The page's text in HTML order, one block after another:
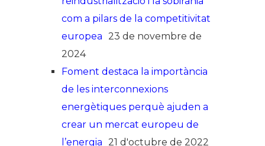
reindustrialització i la sobirania
com a pilars de la competitivitat
Foment destaca la importància
de les interconnexions
energètiques perquè ajuden a
crear un mercat europeu de